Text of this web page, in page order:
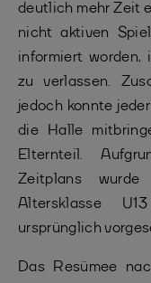
deutlich mehr Zeit
nicht aktiven
informiert worden,
zu verlassen.
jedoch konnte
die Halle
Elternteil.
Zeitplans
Altersklasse
ursprünglich
Das Resümee